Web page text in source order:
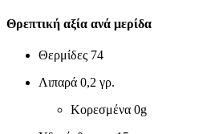
Θρεπτική αξία ανά μερίδα
Θερμίδες 74
Λιπαρά 0,2 γρ.
Κορεσμένα 0g